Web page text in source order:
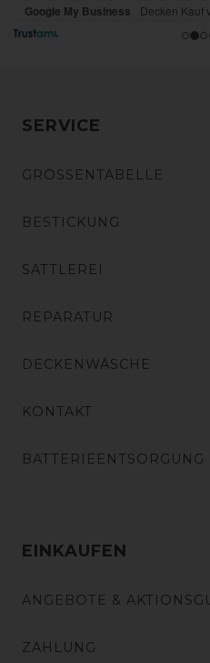
SERVICE
GRÖSSENTABELLE
BESTICKUNG
SATTLEREI
REPARATUR
DECKENWÄSCHE
KONTAKT
BATTERIEENTSORGUNG
EINKAUFEN
ANGEBOTE &
ZAHLUNG